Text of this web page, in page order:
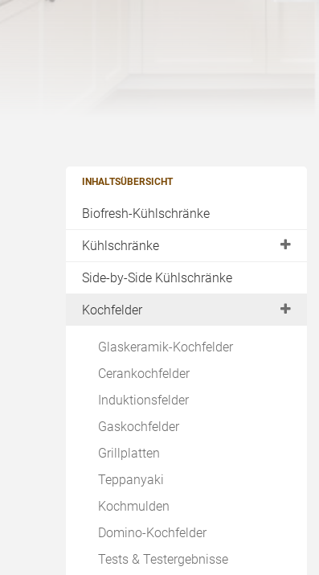
INHALTSÜBERSICHT
Biofresh-Kühlschränke
Kühlschränke
Auswahlkriterium "Stromverbrauch"
Feature "Null-Grad-Zone"
Feature "Eis- & Wasserspender"
Design-Kühlschränke
Standkühlschränke
Retro-Kühlschränke
Amerikanische Kühlschränke
Edelstahl-Kühlschränke
Side-by-Side Geräte
Weinkühlschränke
Kaufberatung für Kühlschränke
Side-by-Side Kühlschränke
Kochfelder
Glaskeramik-Kochfelder
Cerankochfelder
Induktionsfelder
Gaskochfelder
Grillplatten
Teppanyaki
Kochmulden
Domino-Kochfelder
Tests & Testergebnisse